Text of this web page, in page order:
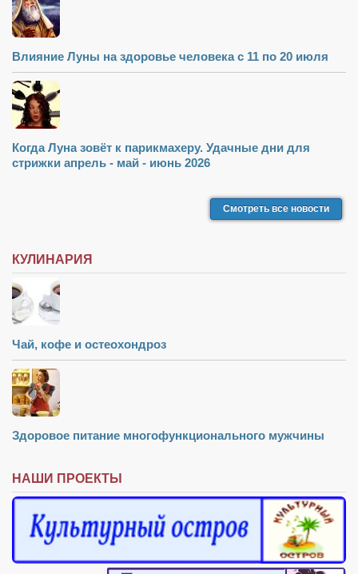
Влияние Луны на здоровье человека с 11 по 20 июля
Когда Луна зовёт к парикмахеру. Удачные дни для
стрижки апрель - май - июнь 2026
Смотреть все новости
КУЛИНАРИЯ
Чай, кофе и остеохондроз
Здоровое питание многофункционального мужчины
НАШИ ПРОЕКТЫ